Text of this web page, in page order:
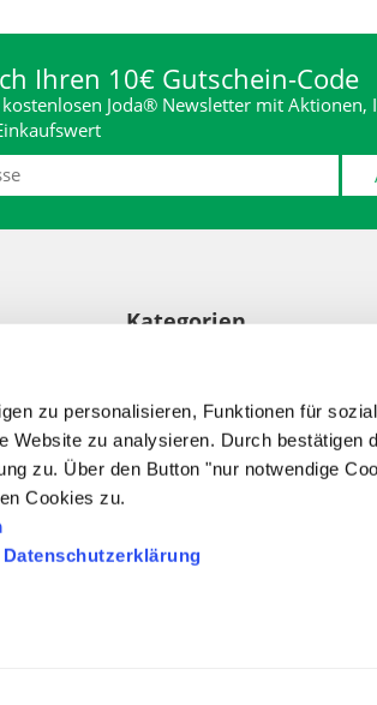
zu personalisieren, Funktionen für
Website zu analysieren. Durch bestätigen
zu. Über den Button "nur notwendige
Cookies zu.
Datenschutzerklärung
Ihren 10€ Gutschein-Code
Joda® Newsletter mit Aktionen,
Kategorien
Gartenzäune &
Holz im Garten
Gartenspielgerät
Zubehör